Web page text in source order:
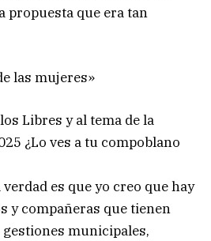
propuesta que era tan
las mujeres»
Libres y al tema de la
¿Lo ves a tu compoblano
es que yo creo que hay
y compañeras que tienen
municipales,